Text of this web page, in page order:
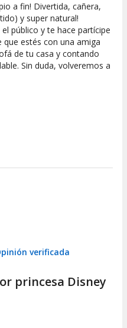
10
artística
a fin! Divertida, cañera,
y super natural!
público y te hace partícipe
estés con una amiga
de tu casa y contando
Sin duda, volveremos a
verificada
princesa Disney